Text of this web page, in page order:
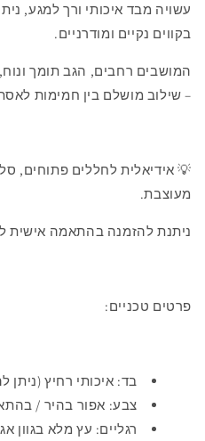
עשויה מבד איכותי ורך למגע,
בקווים נקיים ומודרניים.
המושבים רחבים, הגב תומך ונוח,
– שילוב מושלם בין חמימות
💡 אידיאלית לחללים פתוחים,
מעוצבת.
ניתנת להזמנה בהתאמה אישית
פרטים טכניים:
בד: איכותי רחיץ (ניתן
צבע: אפור בהיר /
רגליים: עץ מלא בגוון